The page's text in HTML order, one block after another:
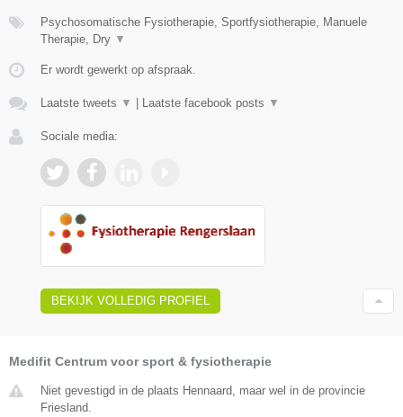
Psychosomatische Fysiotherapie, Sportfysiotherapie, Manuele
Therapie, Dry ▼
Er wordt gewerkt op afspraak.
Laatste tweets ▼ Laatste facebook posts ▼
Sociale media:
BEKIJK VOLLEDIG PROFIEL
Medifit Centrum voor sport & fysiotherapie
Niet gevestigd in de plaats Hennaard, maar wel in de provincie
Friesland.